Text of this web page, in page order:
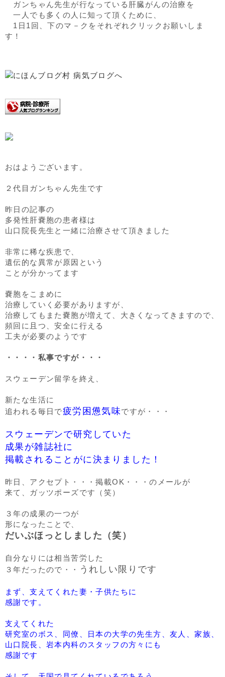
ガンちゃん先生が行なっている肝臓がんの治療を
一人でも多くの人に知って頂くために、
1日1回、下のマ－クをそれぞれクリックお願いしま
す！
おはようございます。
２代目ガンちゃん先生です
昨日の記事の
多発性肝嚢胞の患者様は
山口院長先生と一緒に治療させて頂きました
非常に稀な疾患で、
遺伝的な異常が原因という
ことが分かってます
嚢胞をこまめに
治療していく必要がありますが、
治療してもまた嚢胞が増えて、大きくなってきますので、
頻回に且つ、安全に行える
工夫が必要のようです
・・・・私事ですが・・・
スウェーデン留学を終え、
新たな生活に
追われる毎日で疲労困憊気味ですが・・・
スウェーデンで研究していた
成果が雑誌社に
掲載されることがに決まりました！
昨日、アクセプト・・・掲載OK・・・のメールが
来て、ガッツポーズです（笑）
３年の成果の一つが
形になったことで、
だいぶほっとしました（笑）
自分なりには相当苦労した
３年だったので・・
うれしい限りです
まず、支えてくれた妻・子供たちに
感謝です。
支えてくれた
研究室のボス、同僚、日本の大学の先生方、友人、家族、
山口院長、岩本内科のスタッフの方々にも
感謝です